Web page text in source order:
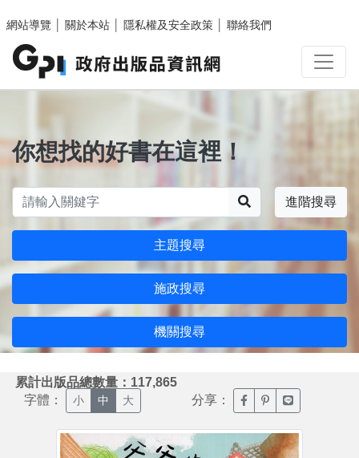
網站導覽
關於本站 隱私權及安全政策 聯絡我們
你想找的好書在這裡！
進階搜尋
主題搜尋
施政搜尋
機關搜尋
累計出版品總數量：117,865
字體： 小 中 大 分享： 臉書分享(另開新視窗)
噗浪分享(另開新
Line分享(另